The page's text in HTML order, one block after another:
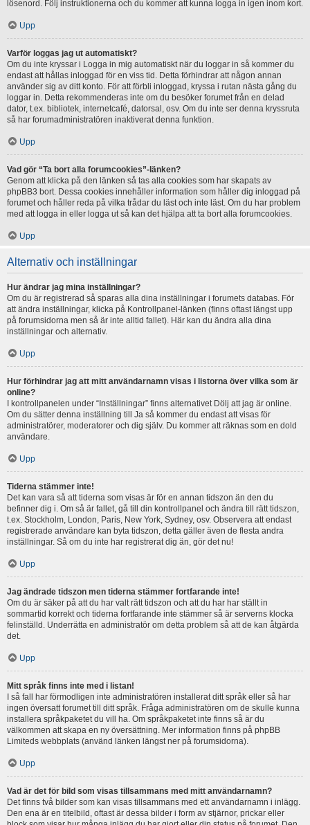
lösenord. Följ instruktionerna och du kommer att kunna logga in igen inom kort.
Upp
Varför loggas jag ut automatiskt?
Om du inte kryssar i Logga in mig automatiskt när du loggar in så kommer du
endast att hållas inloggad för en viss tid. Detta förhindrar att någon annan
använder sig av ditt konto. För att förbli inloggad, kryssa i rutan nästa gång du
loggar in. Detta rekommenderas inte om du besöker forumet från en delad
dator, t.ex. bibliotek, internetcafé, datorsal, osv. Om du inte ser denna kryssruta
så har forumadministratören inaktiverat denna funktion.
Upp
Vad gör “Ta bort alla forumcookies”-länken?
Genom att klicka på den länken så tas alla cookies som har skapats av
phpBB3 bort. Dessa cookies innehåller information som håller dig inloggad på
forumet och håller reda på vilka trådar du läst och inte läst. Om du har problem
med att logga in eller logga ut så kan det hjälpa att ta bort alla forumcookies.
Upp
Alternativ och inställningar
Hur ändrar jag mina inställningar?
Om du är registrerad så sparas alla dina inställningar i forumets databas. För
att ändra inställningar, klicka på Kontrollpanel-länken (finns oftast längst upp
på forumsidorna men så är inte alltid fallet). Här kan du ändra alla dina
inställningar och alternativ.
Upp
Hur förhindrar jag att mitt användarnamn visas i listorna över vilka som är
online?
I kontrollpanelen under “Inställningar” finns alternativet Dölj att jag är online.
Om du sätter denna inställning till Ja så kommer du endast att visas för
administratörer, moderatorer och dig själv. Du kommer att räknas som en dold
användare.
Upp
Tiderna stämmer inte!
Det kan vara så att tiderna som visas är för en annan tidszon än den du
befinner dig i. Om så är fallet, gå till din kontrollpanel och ändra till rätt tidszon,
t.ex. Stockholm, London, Paris, New York, Sydney, osv. Observera att endast
registrerade användare kan byta tidszon, detta gäller även de flesta andra
inställningar. Så om du inte har registrerat dig än, gör det nu!
Upp
Jag ändrade tidszon men tiderna stämmer fortfarande inte!
Om du är säker på att du har valt rätt tidszon och att du har har ställt in
sommartid korrekt och tiderna fortfarande inte stämmer så är serverns klocka
felinställd. Underrätta en administratör om detta problem så att de kan åtgärda
det.
Upp
Mitt språk finns inte med i listan!
I så fall har förmodligen inte administratören installerat ditt språk eller så har
ingen översatt forumet till ditt språk. Fråga administratören om de skulle kunna
installera språkpaketet du vill ha. Om språkpaketet inte finns så är du
välkommen att skapa en ny översättning. Mer information finns på phpBB
Limiteds webbplats (använd länken längst ner på forumsidorna).
Upp
Vad är det för bild som visas tillsammans med mitt användarnamn?
Det finns två bilder som kan visas tillsammans med ett användarnamn i inlägg.
Den ena är en titelbild, oftast är dessa bilder i form av stjärnor, prickar eller